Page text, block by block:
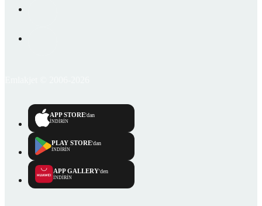
APP STORE'dan
İNDİRİN
PLAY STORE'dan
İNDİRİN
APP GALLERY'den
İNDİRİN